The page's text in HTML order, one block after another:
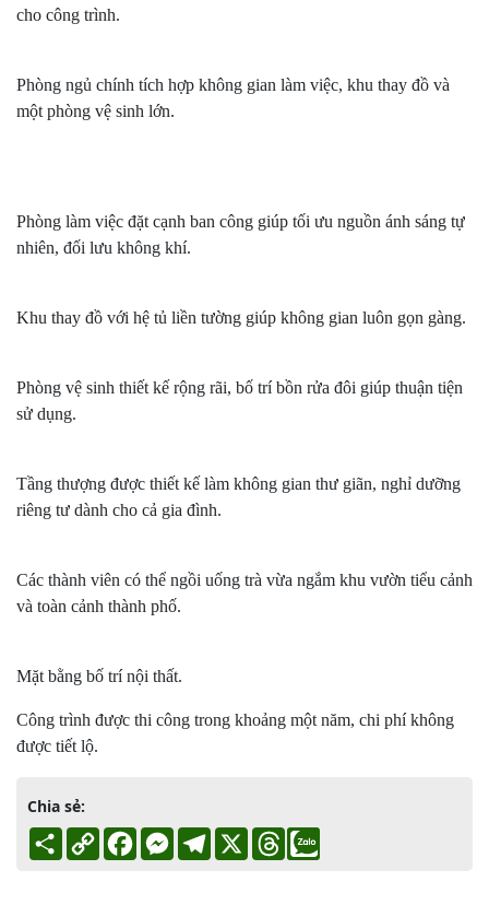
cho công trình.
Phòng ngủ chính tích hợp không gian làm việc, khu thay đồ và
một phòng vệ sinh lớn.
Phòng làm việc đặt cạnh ban công giúp tối ưu nguồn ánh sáng tự
nhiên, đối lưu không khí.
Khu thay đồ với hệ tủ liền tường giúp không gian luôn gọn gàng.
Phòng vệ sinh thiết kế rộng rãi, bố trí bồn rửa đôi giúp thuận tiện
sử dụng.
Tầng thượng được thiết kế làm không gian thư giãn, nghỉ dưỡng
riêng tư dành cho cả gia đình.
Các thành viên có thể ngồi uống trà vừa ngắm khu vườn tiểu cảnh
và toàn cảnh thành phố.
Mặt bằng bố trí nội thất.
Công trình được thi công trong khoảng một năm, chi phí không
được tiết lộ.
Chia sẻ:
ShareCopy
Link
FacebookMessenger
Telegram
X Threads